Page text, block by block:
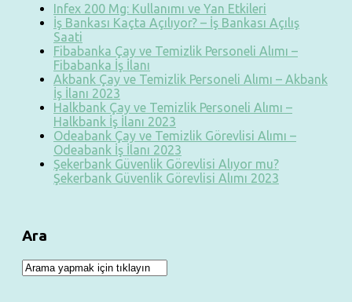
Infex 200 Mg: Kullanımı ve Yan Etkileri
İş Bankası Kaçta Açılıyor? – İş Bankası Açılış
Saati
Fibabanka Çay ve Temizlik Personeli Alımı –
Fibabanka İş İlanı
Akbank Çay ve Temizlik Personeli Alımı – Akbank
İş İlanı 2023
Halkbank Çay ve Temizlik Personeli Alımı –
Halkbank İş İlanı 2023
Odeabank Çay ve Temizlik Görevlisi Alımı –
Odeabank İş İlanı 2023
Şekerbank Güvenlik Görevlisi Alıyor mu?
Şekerbank Güvenlik Görevlisi Alımı 2023
Ara